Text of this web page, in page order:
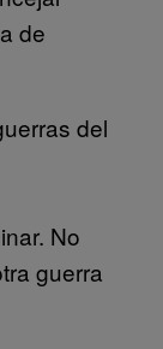
de
del
No
guerra